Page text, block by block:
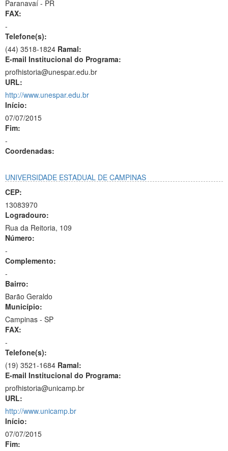
Paranavaí - PR
FAX:
-
Telefone(s):
(44) 3518-1824 Ramal:
E-mail Institucional do Programa:
profhistoria@unespar.edu.br
URL:
http://www.unespar.edu.br
Início:
07/07/2015
Fim:
-
Coordenadas:
UNIVERSIDADE ESTADUAL DE CAMPINAS
CEP:
13083970
Logradouro:
Rua da Reitoria, 109
Número:
-
Complemento:
-
Bairro:
Barão Geraldo
Município:
Campinas - SP
FAX:
-
Telefone(s):
(19) 3521-1684 Ramal:
E-mail Institucional do Programa:
profhistoria@unicamp.br
URL:
http://www.unicamp.br
Início:
07/07/2015
Fim: